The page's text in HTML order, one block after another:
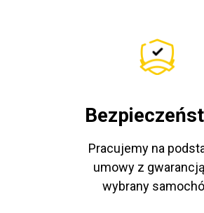
Pracujemy na
umowy z
wybrany